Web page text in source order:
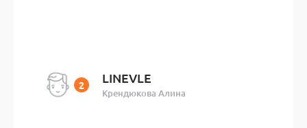
LINEVLE
Крендюкова Алина